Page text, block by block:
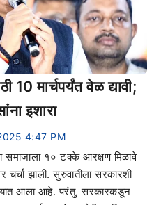
10 मार्चपर्यंत वेळ द्यावी;
इशारा
4:47 PM
१० टक्के आरक्षण मिळावे
चर्चा झाली. सुरुवातीला सरकारशी
आला आहे. परंतु, सरकारकडून